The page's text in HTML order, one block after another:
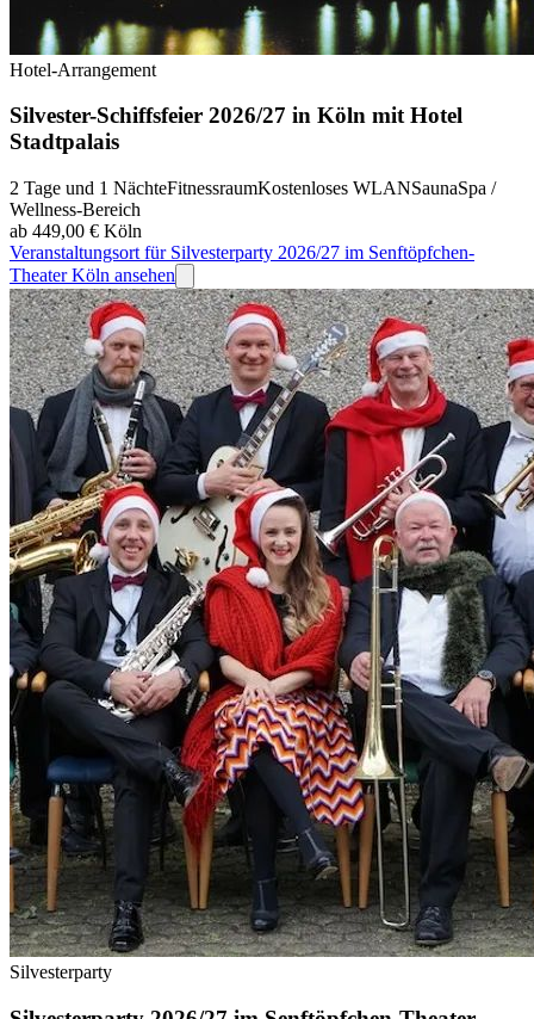
Hotel-Arrangement
Silvester-Schiffsfeier 2026/27 in Köln mit Hotel
Stadtpalais
2 Tage und 1 NächteFitnessraumKostenloses WLANSaunaSpa /
Wellness-Bereich
ab 449,00 € Köln
Veranstaltungsort für Silvesterparty 2026/27 im Senftöpfchen-
Theater Köln ansehen
Silvesterparty